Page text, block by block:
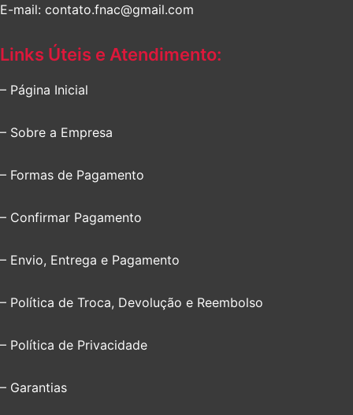
E-mail: contato.fnac@gmail.com
Links Úteis e Atendimento:
– Página Inicial
– Sobre a Empresa
– Formas de Pagamento
– Confirmar Pagamento
– Envio, Entrega e Pagamento
– Política de Troca, Devolução e Reembolso
– Política de Privacidade
– Garantias